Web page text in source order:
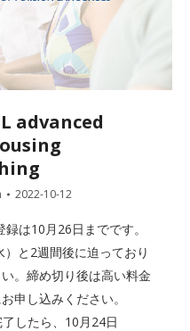
advanced
2022-10-12
は10月26日までです。
と2週間後に迫っており
。締め切り後は高い料金
申し込みください。
したら、10月24日